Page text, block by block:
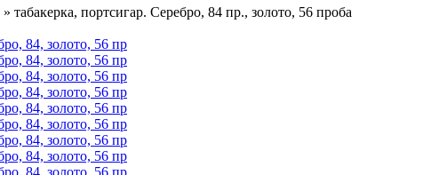
» табакерка, портсигар. Серебро, 84 пр., золото, 56 проба